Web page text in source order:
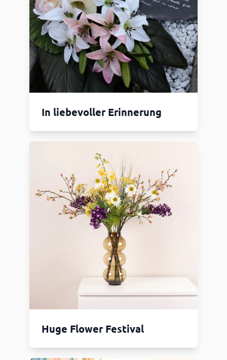
In liebevoller Erinnerung
Huge Flower Festival